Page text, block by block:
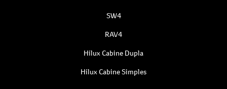
SW4
RAV4
Hilux Cabine Dupla
Hilux Cabine Simples